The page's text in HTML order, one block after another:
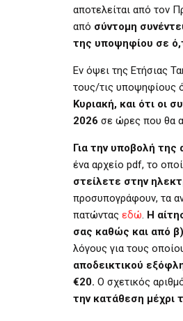
αποτελείται από τον
από σύντομη
της υποψηφίου σε
Εν όψει της Ετήσιας
τους/τις υποψηφίους
Κυριακή, και ότι οι
2026 σε ώρες που θα
Για την υποβολή της
ένα αρχείο pdf, το
στείλετε στην
προσυπογράφουν, τα
πατώντας εδώ. Η
σας καθώς και από
λόγους για τους
αποδεικτικού
€20. Ο σχετικός
την κατάθεση μέχρι